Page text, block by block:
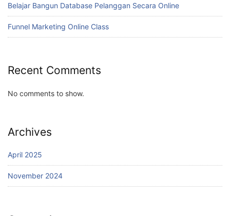
Belajar Bangun Database Pelanggan Secara Online
Funnel Marketing Online Class
Recent Comments
No comments to show.
Archives
April 2025
November 2024